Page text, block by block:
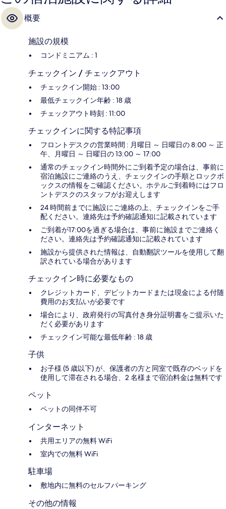
概要
施設の規模
コンドミニアム : 1
チェックイン / チェックアウト
チェックイン開始 : 13:00
最低チェックイン年齢 : 18 歳
チェックアウト時刻 : 11:00
チェックインに関する特記事項
フロントデスクの営業時間 : 月曜日 ～ 日曜日の 8:00 ～ 正
午、月曜日 ～ 日曜日の 13:00 ～ 17:00
通常のチェックイン時間外にご到着予定の場合は、事前に
宿泊施設にご連絡のうえ、チェックインの手順とロックボ
ックスの情報をご確認ください。ホテルご到着時にはフロ
ントデスクのスタッフがお迎えします
24 時間前までに施設にご連絡の上、チェックインをご手
配ください。連絡先は予約確認通知に記載されています
ご到着が17:00を過ぎる場合は、事前に施設までご連絡く
ださい。連絡先は予約確認通知に記載されています
施設から提供された情報は、自動翻訳ツールを使用して翻
訳されている場合があります
チェックイン時に必要なもの
クレジットカード、デビットカードまたは現金による付随
費用のお支払いが必要です
場合により、政府発行の写真付き身分証明書をご提示いた
だく必要があります
チェックイン可能な最低年齢 : 18 歳
子供
お子様 (5 歳以下) が、保護者の方と同室で既存のベッドを
使用して滞在される場合、2 名様まで宿泊料金は無料です
ペット
ペットの同伴不可
インターネット
共用エリアの無料 WiFi
室内での無料 WiFi
駐車場
敷地内に無料のセルフパーキング
その他の情報